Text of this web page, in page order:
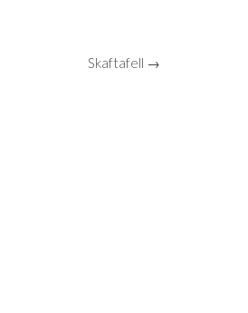
Skaftafell →